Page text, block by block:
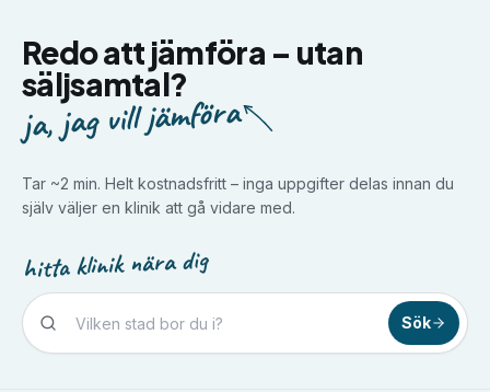
Redo att jämföra – utan
säljsamtal?
ja, jag vill jämföra
Tar ~2 min. Helt kostnadsfritt – inga uppgifter delas innan du
själv väljer en klinik att gå vidare med.
hitta klinik nära dig
Sök